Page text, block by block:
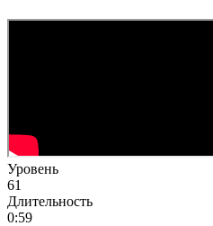
Уровень
61
Длительность
0:59